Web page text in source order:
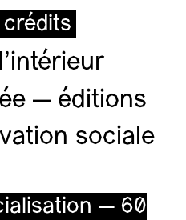
— éditions
sociale
— 60